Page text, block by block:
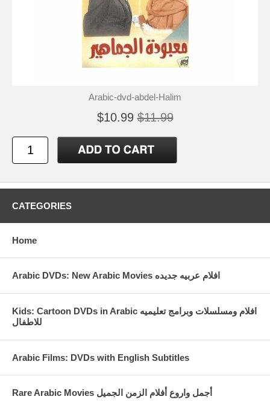
Arabic-dvd-abdel-Halim
$10.99 $11.99
CATEGORIES
Home
Arabic DVDs: New Arabic Movies افلام عربيه جديده
Kids: Cartoon DVDs in Arabic افلام ومسلسلات وبرامج تعليميه
للاطفال
Arabic Films: DVDs with English Subtitles
Rare Arabic Movies أجمل واروع أفلام الزمن الجميل